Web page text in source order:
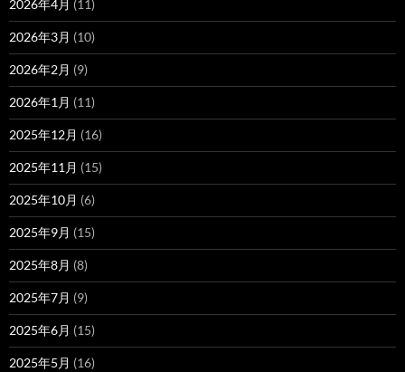
2026年4月 (11)
2026年3月 (10)
2026年2月 (9)
2026年1月 (11)
2025年12月 (16)
2025年11月 (15)
2025年10月 (6)
2025年9月 (15)
2025年8月 (8)
2025年7月 (9)
2025年6月 (15)
2025年5月 (16)